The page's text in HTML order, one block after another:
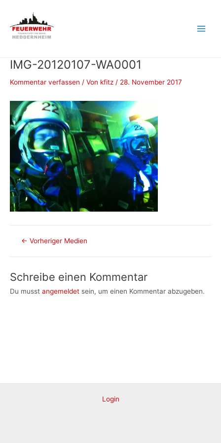
springen
IMG-20120107-WA0001
Kommentar verfassen / Von kfitz / 28. November 2017
Post← Vorheriger Medien
Schreibe einen Kommentar
Du musst angemeldet sein, um einen Kommentar abzugeben.
Login